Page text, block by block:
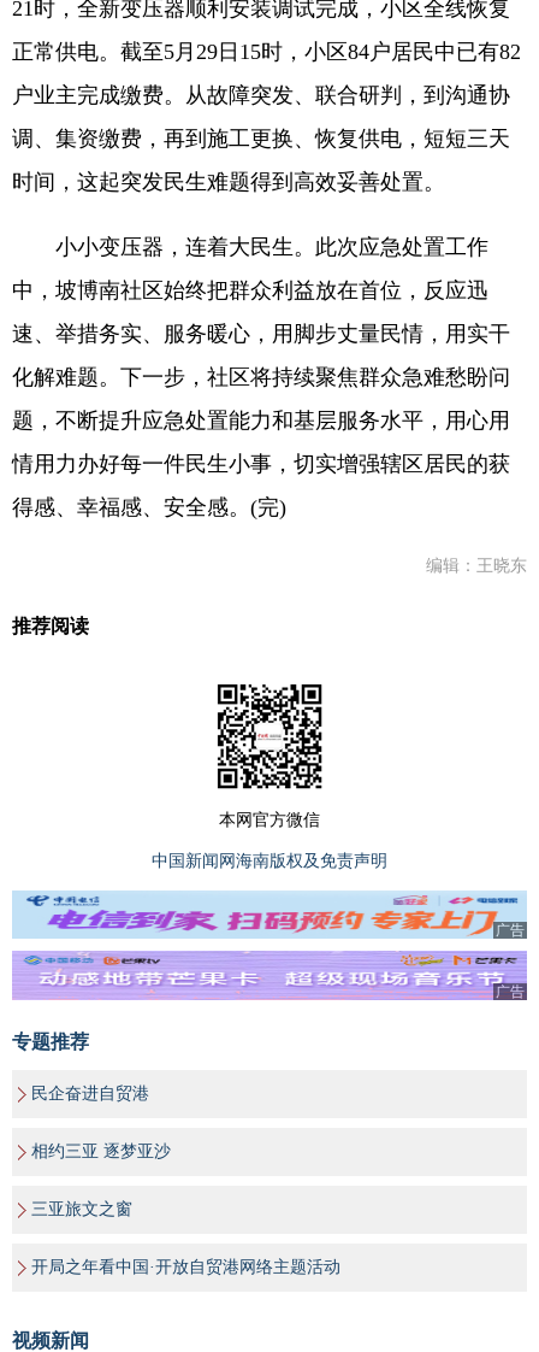
21时，全新变压器顺利安装调试完成，小区全线恢复
正常供电。截至5月29日15时，小区84户居民中已有82
户业主完成缴费。从故障突发、联合研判，到沟通协
调、集资缴费，再到施工更换、恢复供电，短短三天
时间，这起突发民生难题得到高效妥善处置。
小小变压器，连着大民生。此次应急处置工作
中，坡博南社区始终把群众利益放在首位，反应迅
速、举措务实、服务暖心，用脚步丈量民情，用实干
化解难题。下一步，社区将持续聚焦群众急难愁盼问
题，不断提升应急处置能力和基层服务水平，用心用
情用力办好每一件民生小事，切实增强辖区居民的获
得感、幸福感、安全感。(完)
编辑：王晓东
推荐阅读
本网官方微信
中国新闻网海南版权及免责声明
广告
广告
专题推荐
民企奋进自贸港
相约三亚 逐梦亚沙
三亚旅文之窗
开局之年看中国·开放自贸港网络主题活动
视频新闻